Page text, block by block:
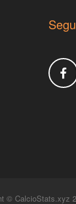
© CalcioStats.xyz